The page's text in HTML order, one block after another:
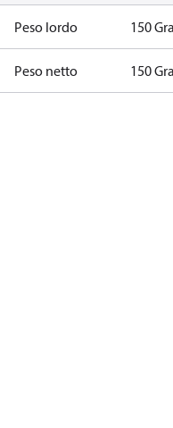
Peso lordo 150
Peso netto 150